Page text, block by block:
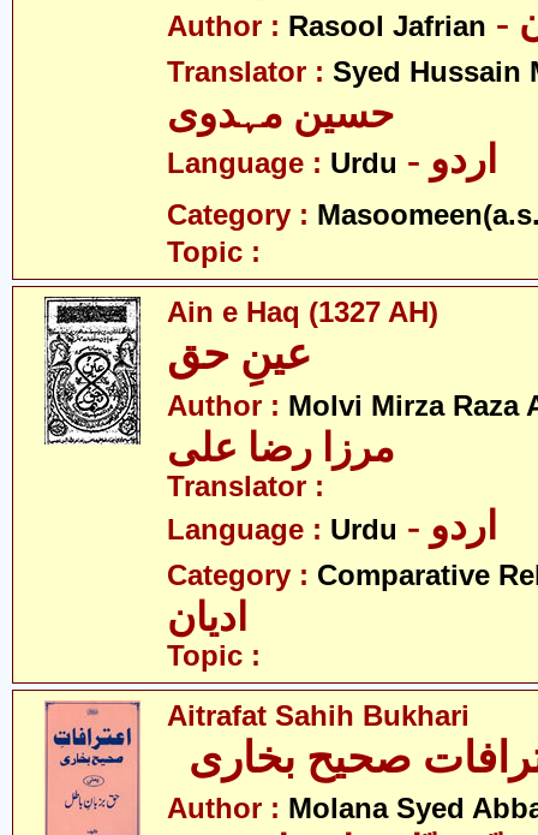
Author : Rasool Jafrian
Translator : Syed Hussain
حسین مہدوی
Language : Urdu - اردو
Category :
Topic :
Ain e Haq (1327 AH)
عینِ حق
Author : Molvi Mirza Raza
مرزا رضا علی
Translator :
Language : Urdu - اردو
Category : Comparative
ادیان
Topic :
Aitrafat Sahih Bukhari
صحیح بخاری
Author : Molana Syed